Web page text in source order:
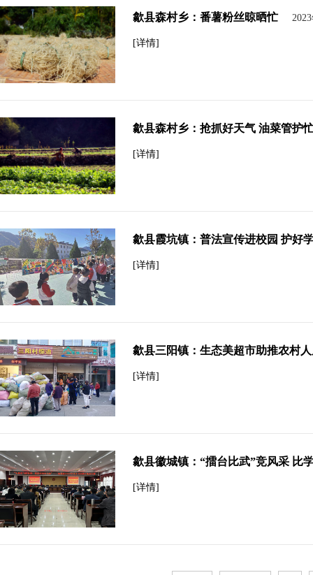
歙县森村乡：番薯粉丝晾晒忙
[详情]
歙县森村乡：抢抓好天气 油菜管护
[详情]
歙县霞坑镇：普法宣传进校园 护好
[详情]
歙县三阳镇：生态美超市助推农村
[详情]
歙县徽城镇：“擂台比武”竞风采 比
[详情]